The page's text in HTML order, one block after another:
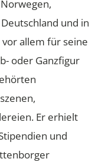
und in
allem für seine
oder Ganzfigur
Er erhielt
und